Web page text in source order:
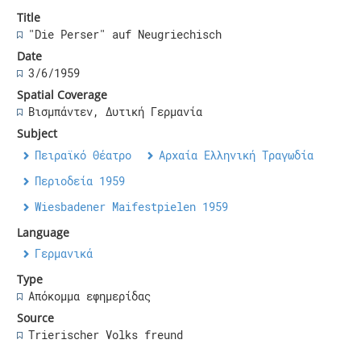
Title
"Die Perser" auf Neugriechisch
Date
3/6/1959
Spatial Coverage
Βισμπάντεν, Δυτική Γερμανία
Subject
Πειραϊκό Θέατρο
Αρχαία Ελληνική Τραγωδία
Περιοδεία 1959
Wiesbadener Maifestpielen 1959
Language
Γερμανικά
Type
Απόκομμα εφημερίδας
Source
Trierischer Volks freund